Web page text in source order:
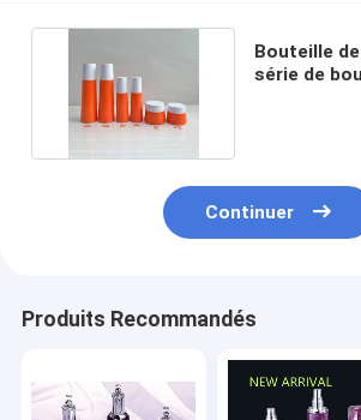
Bouteille
série de
Continuer
Produits Recommandés